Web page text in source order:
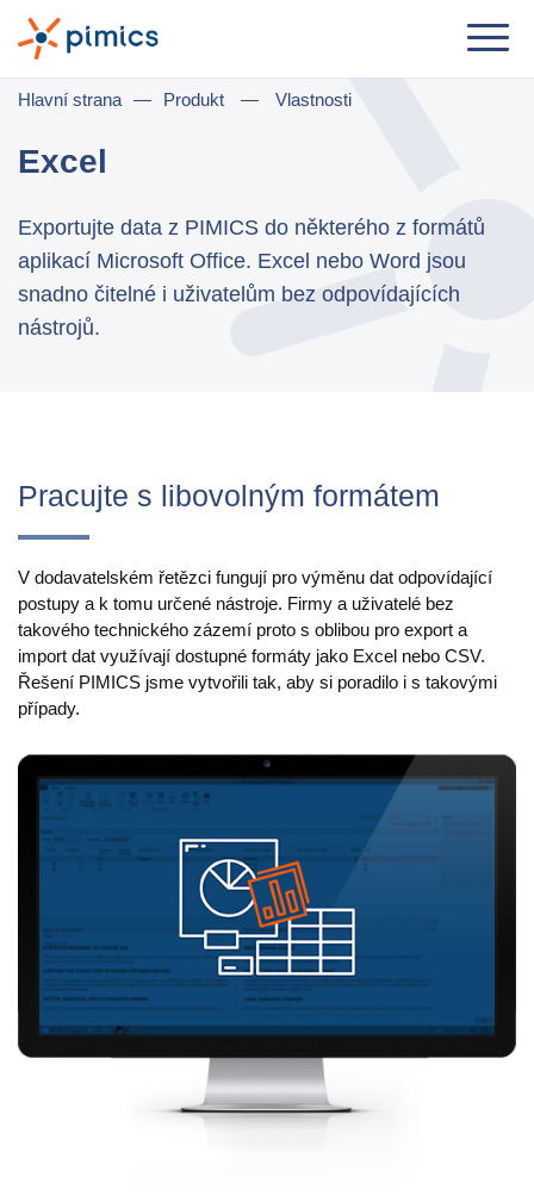
Řešení
Dle role
Marketing Manager
IT Manager
General Manager
e-Commerce
Výroba
Maloobchod
Produkt
Vlastnosti
Integrace s platformami
e-Commerce
Channels & Publishing
Klasifikace
Import a export
Případy použití
Hlavní strana — Produkt — Vlastnosti
Excel
Exportujte data z PIMICS do některého z formátů
aplikací Microsoft Office. Excel nebo Word jsou
snadno čitelné i uživatelům bez odpovídajících
nástrojů.
Pracujte s libovolným formátem
V dodavatelském řetězci fungují pro výměnu dat odpovídající
postupy a k tomu určené nástroje. Firmy a uživatelé bez
takového technického zázemí proto s oblibou pro export a
import dat využívají dostupné formáty jako Excel nebo CSV.
Řešení PIMICS jsme vytvořili tak, aby si poradilo i s takovými
případy.